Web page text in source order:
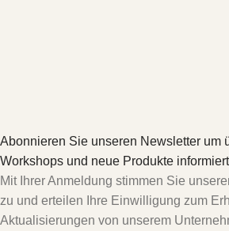
Abonnieren Sie unseren Newsletter um
Workshops und neue Produkte
Mit Ihrer Anmeldung stimmen Sie
zu und erteilen Ihre Einwilligung zum
Aktualisierungen von unserem